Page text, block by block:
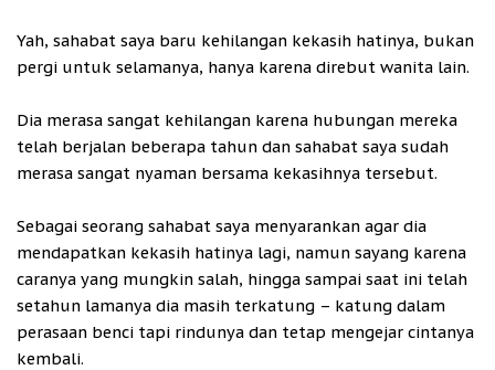
Yah, sahabat saya baru kehilangan kekasih hatinya, bukan
pergi untuk selamanya, hanya karena direbut wanita lain.
Dia merasa sangat kehilangan karena hubungan mereka
telah berjalan beberapa tahun dan sahabat saya sudah
merasa sangat nyaman bersama kekasihnya tersebut.
Sebagai seorang sahabat saya menyarankan agar dia
mendapatkan kekasih hatinya lagi, namun sayang karena
caranya yang mungkin salah, hingga sampai saat ini telah
setahun lamanya dia masih terkatung – katung dalam
perasaan benci tapi rindunya dan tetap mengejar cintanya
kembali.